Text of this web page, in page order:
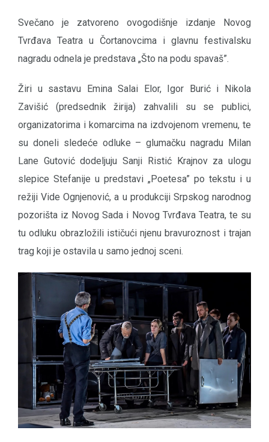
Svečano je zatvoreno ovogodišnje izdanje Novog
Tvrđava Teatra u Čortanovcima i glavnu festivalsku
nagradu odnela je predstava „Što na podu spavaš”.
Žiri u sastavu Emina Salai Elor, Igor Burić i Nikola
Zavišić (predsednik žirija) zahvalili su se publici,
organizatorima i komarcima na izdvojenom vremenu, te
su doneli sledeće odluke – glumačku nagradu Milan
Lane Gutović dodeljuju Sanji Ristić Krajnov za ulogu
slepice Stefanije u predstavi „Poetesa” po tekstu i u
režiji Vide Ognjenović, a u produkciji Srpskog narodnog
pozorišta iz Novog Sada i Novog Tvrđava Teatra, te su
tu odluku obrazložili ističući njenu bravuroznost i trajan
trag koji je ostavila u samo jednoj sceni.